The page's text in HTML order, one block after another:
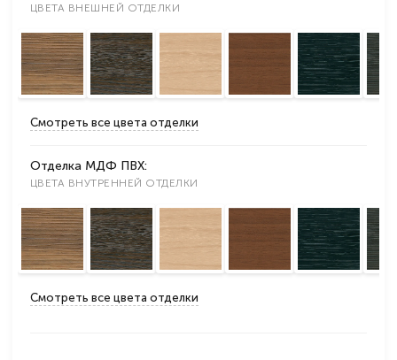
ЦВЕТА ВНЕШНЕЙ ОТДЕЛКИ
Смотреть все цвета отделки
Отделка МДФ ПВХ:
ЦВЕТА ВНУТРЕННЕЙ ОТДЕЛКИ
Смотреть все цвета отделки